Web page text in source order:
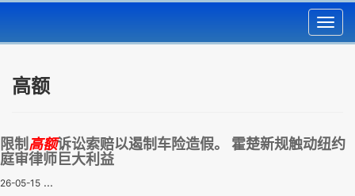
高额
限制 高额诉讼索赔以遏制车险造假。 霍楚新规触动纽约
庭审律师巨大利益
26-05-15 ...